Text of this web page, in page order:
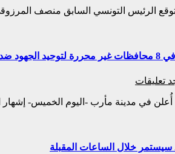
التونسي السابق منصف المرزوقي الخميس، أن تكون سنة
الحوثي
تعليقات
أُعلن في مدينة مأرب -اليوم الخميس-
سيستمر خلال الساعات المقبلة